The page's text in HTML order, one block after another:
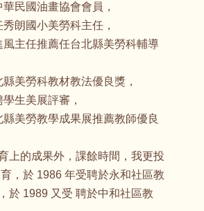
民國油畫協會會員，
朗國小美勞科主任，
風主任推薦任台北縣美勞科輔導
美勞科教材教法優良獎，
生美展評審，
美勞教學成果展推薦教師優良
上的成果外，課餘時間，我更投
，於 1986 年受聘於永和社區教
於 1989 又受 聘於中和社區教